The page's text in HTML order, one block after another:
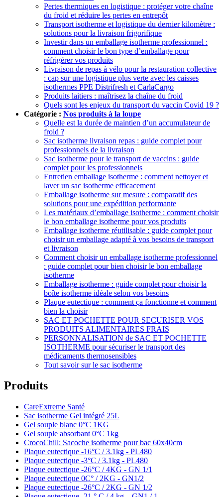
Pertes thermiques en logistique : protéger votre chaîne
du froid et réduire les pertes en entrepôt
Transport isotherme et logistique du dernier kilomètre :
solutions pour la livraison frigorifique
Investir dans un emballage isotherme professionnel :
comment choisir le bon type d’emballage pour
réfrigérer vos produits
Livraison de repas à vélo pour la restauration collective
: cap sur une logistique plus verte avec les caisses
isothermes PPE Distrifresh et CarlaCargo
Produits laitiers : maîtrisez la chaîne du froid
Quels sont les enjeux du transport du vaccin Covid 19 ?
Catégorie : Nos produits à la loupe
Quelle est la durée de maintien d’un accumulateur de
froid ?
Sac isotherme livraison repas : guide complet pour
professionnels de la livraison
Sac isotherme pour le transport de vaccins : guide
complet pour les professionnels
Entretien emballage isotherme : comment nettoyer et
laver un sac isotherme efficacement
Emballage isotherme sur mesure : comparatif des
solutions pour une expédition performante
Les matériaux d’emballage isotherme : comment choisir
le bon emballage isotherme pour vos produits
Emballage isotherme réutilisable : guide complet pour
choisir un emballage adapté à vos besoins de transport
et livraison
Comment choisir un emballage isotherme professionnel
: guide complet pour bien choisir le bon emballage
isotherme
Emballage isotherme : guide complet pour choisir la
boîte isotherme idéale selon vos besoins
Plaque eutectique : comment ça fonctionne et comment
bien la choisir
SAC ET POCHETTE POUR SECURISER VOS
PRODUITS ALIMENTAIRES FRAIS
PERSONNALISATION de SAC ET POCHETTE
ISOTHERME pour sécuriser le transport des
médicaments thermosensibles
Tout savoir sur le sac isotherme
Produits
CareExtreme Santé
Sac isotherme Gel intégré 25L
Gel souple blanc 0°C 1KG
Gel souple absorbant 0°C 1kg
CrocoChill: Sacoche isotherme pour bac 60x40cm
Plaque eutectique -16°C / 3.1kg - PL480
Plaque eutectique -3°C / 3.1kg - PL480
Plaque eutectique -26°C / 4KG - GN 1/1
Plaque eutectique 0C° / 2KG - GN1/2
Plaque eutectique -26°C / 2KG - GN 1/2